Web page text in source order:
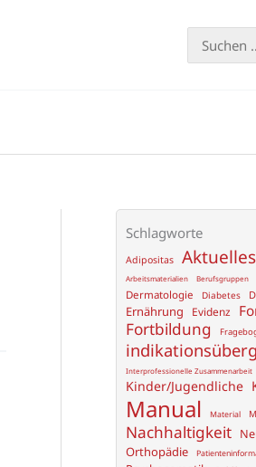
Search
for:
Schlagworte
Adipositas Aktuelles
Arbeitsmaterialien Berufsgruppen
Dermatologie Diabetes
Ernährung Evidenz
Fortbildung
Interprofessionelle Zusammenarbeit
Kinder/Jugendliche
Manual Material
Nachhaltigkeit
Orthopädie